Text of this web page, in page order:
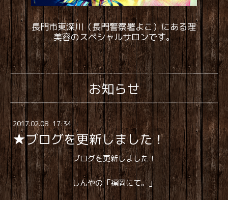
長門市東深川（長門警察署よこ）にある理
美容のスペシャルサロンです。
お知らせ
2017.02.08 17:34
★ブログを更新しました！
ブログを更新しました！
しんやの「福岡にて。」